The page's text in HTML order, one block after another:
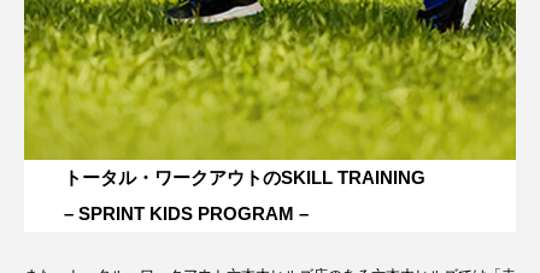
トータル・ワークアウトのSKILL TRAINING
– SPRINT KIDS PROGRAM –